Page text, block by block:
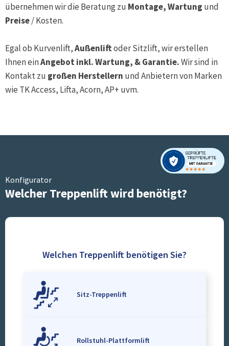
übernehmen wir die Beratung zu Montage, Wartung und
Preise/ Kosten.
Egal ob Kurvenlift,Außenliftoder Sitzlift, wir erstellen
Ihnen einAngebot inkl. Wartung, & Garantie.Wir sind in
Kontakt zu großen Herstellern und Anbietern von Marken
wie TK Access, Lifta, Acorn, AP+ uvm.
Konfigurator
Welcher Treppenlift wird benötigt?
Welchen Treppenlift benötigen Sie?
Sitz-Treppenlift
Rollstuhl-Plattformlift